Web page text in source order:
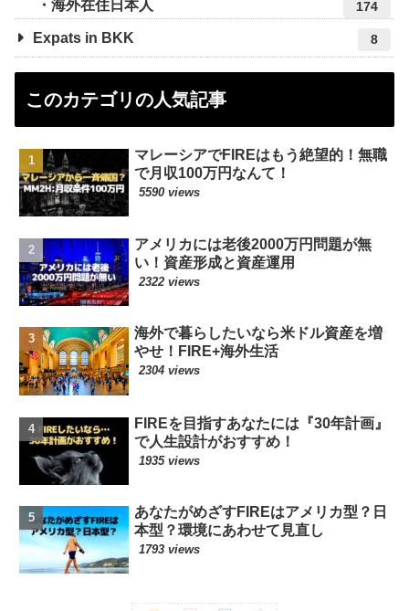
海外在住日本人 174
Expats in BKK 8
このカテゴリの人気記事
マレーシアでFIREはもう絶望的！無職
で月収100万円なんて！
5590 views
アメリカには老後2000万円問題が無
い！資産形成と資産運用
2322 views
海外で暮らしたいなら米ドル資産を増
やせ！FIRE+海外生活
2304 views
FIREを目指すあなたには『30年計画』
で人生設計がおすすめ！
1935 views
あなたがめざすFIREはアメリカ型？日
本型？環境にあわせて見直し
1793 views